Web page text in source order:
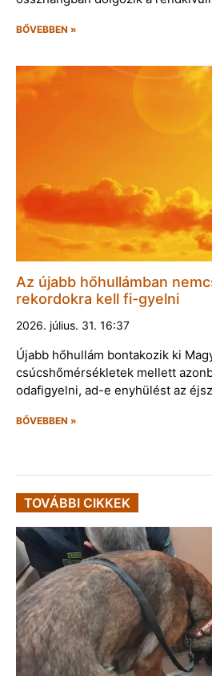
BŐVEBBEN »
Az újabb hőhullámban
rekordokra kell fi-gyelni
2026. július. 31. 16:37
Újabb hőhullám bontakozik ki
csúcshőmérsékletek mellett
odafigyelni, ad-e enyhülést az
BŐVEBBEN »
TOVÁBBI CIKKEK